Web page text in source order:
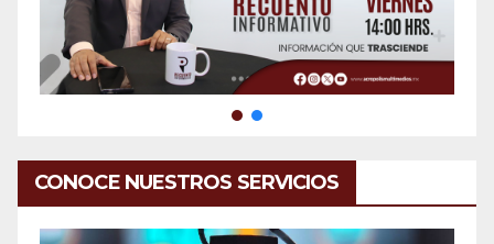
CONOCE NUESTROS SERVICIOS